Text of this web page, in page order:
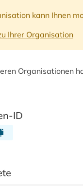
kann Ihnen
Ihrer Organisation
Organisationen
ID